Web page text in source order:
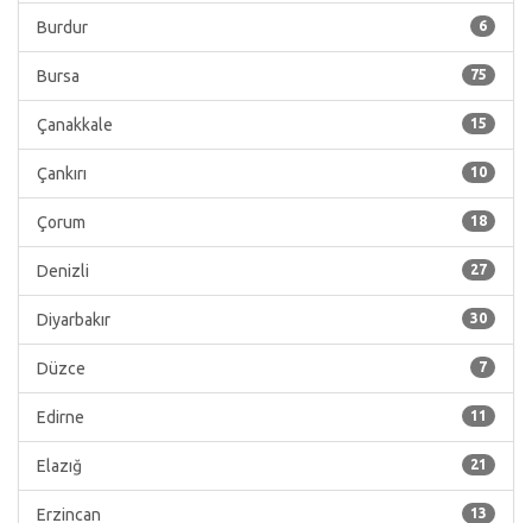
6
Burdur
75
Bursa
15
Çanakkale
10
Çankırı
18
Çorum
27
Denizli
30
Diyarbakır
7
Düzce
11
Edirne
21
Elazığ
13
Erzincan